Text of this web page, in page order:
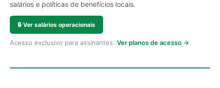
salários e políticas de benefícios locais.
🔒 Ver salários operacionais
Acesso exclusivo para assinantes. Ver planos de acesso →